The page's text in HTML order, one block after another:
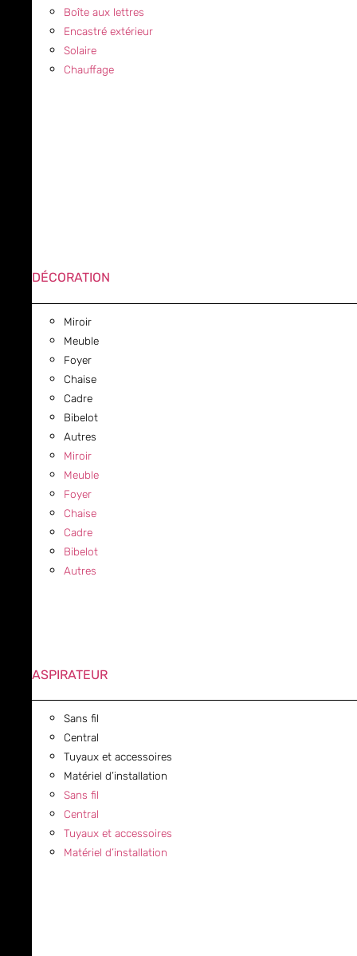
Boîte aux lettres
Encastré extérieur
Solaire
Chauffage
DÉCORATION
Miroir
Meuble
Foyer
Chaise
Cadre
Bibelot
Autres
Miroir
Meuble
Foyer
Chaise
Cadre
Bibelot
Autres
ASPIRATEUR
Sans fil
Central
Tuyaux et accessoires
Matériel d’installation
Sans fil
Central
Tuyaux et accessoires
Matériel d’installation